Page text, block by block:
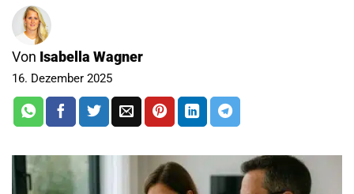
Von Isabella Wagner
16. Dezember 2025